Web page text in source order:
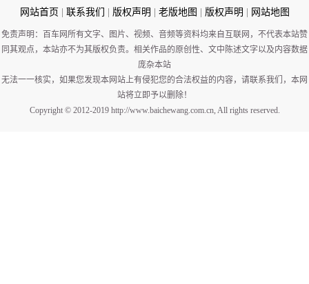
网站首页 联系我们 版权声明 老版地图 版权声明 网站地图
免责声明：百车网所有文字、图片、视频、音频等资料均来自互联网，不代表本站赞
同其观点，本站亦不为其版权负责。相关作品的原创性、文中陈述文字以及内容数据
庞杂本站
无法一一核实，如果您发现本网站上有侵犯您的合法权益的内容，请联系我们，本网
站将立即予以删除！
Copyright © 2012-2019 http://www.baichewang.com.cn, All rights reserved.